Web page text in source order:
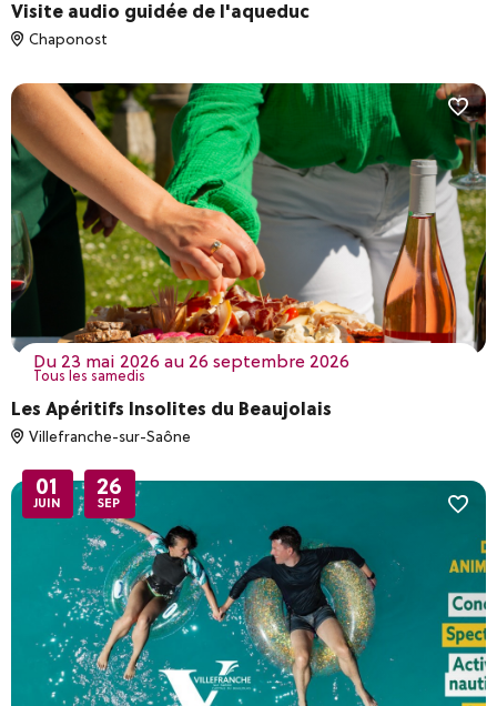
Visite audio guidée de l'aqueduc
Chaponost
Tous les samedis
du 23 mai 2026 au 26 septembre 2026
Les Apéritifs Insolites du Beaujolais
Villefranche-sur-Saône
01
JUIN
26
SEP